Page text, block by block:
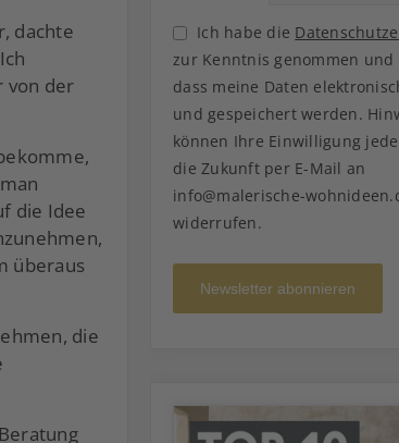
dachte
von der
die Idee
überaus
die
Ich habe die
zur Kenntnis genommen und
dass meine Daten
und gespeichert werden.
können Ihre Einwilligung
die Zukunft per E-Mail an
info@malerische-
widerrufen.